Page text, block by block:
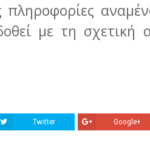
πληροφορίες
με τη σχετική
Twitter Google+